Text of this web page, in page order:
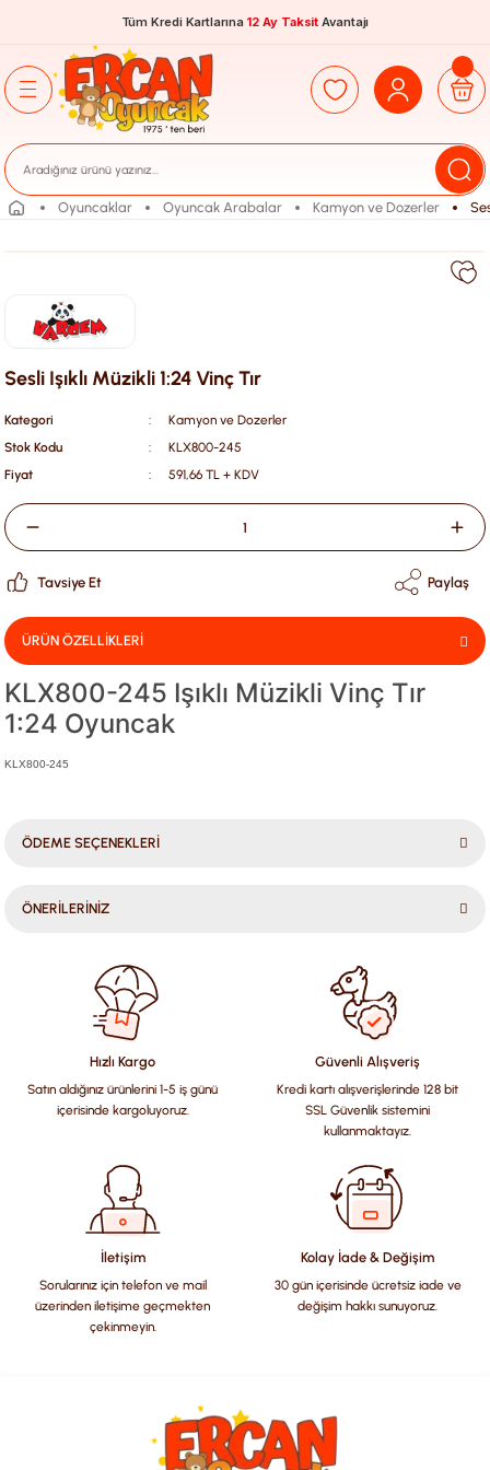
Tüm Kredi Kartlarına 12 Ay Taksit Avantajı
Oyuncaklar Oyuncak Arabalar Kamyon ve Dozerler
Sesli Işıklı Müzikli 1:24 Vinç Tır
Kategori
Kamyon ve Dozerler
Stok Kodu
KLX800-245
Fiyat
591,66 TL + KDV
Tavsiye Et Paylaş
ÜRÜN ÖZELLİKLERİ
KLX800-245 Işıklı Müzikli Vinç Tır
1:24 Oyuncak
KLX800-245
ÖDEME SEÇENEKLERİ
ÖNERİLERİNİZ
konularda yetersiz gördüğünüz noktaları öneri formunu
kullanarak tarafımıza iletebilirsiniz.
Görüş ve önerileriniz için teşekkür ederiz.
Ürün resmi kalitesiz, bozuk veya görüntülenemiyor.
Ürün açıklamasında eksik bilgiler bulunuyor.
Ürün bilgilerinde hatalar bulunuyor.
Ürün fiyatı diğer sitelerden daha pahalı.
Bu ürüne benzer farklı alternatifler olmalı.
Hızlı Kargo
Satın aldığınız ürünlerini 1-5 iş günü
içerisinde kargoluyoruz.
Güvenli Alışveriş
Kredi kartı alışverişlerinde 128 bit
SSL Güvenlik sistemini
kullanmaktayız.
İletişim
Sorularınız için telefon ve mail
üzerinden iletişime geçmekten
çekinmeyin.
Kolay İade & Değişim
30 gün içerisinde ücretsiz iade ve
değişim hakkı sunuyoruz.